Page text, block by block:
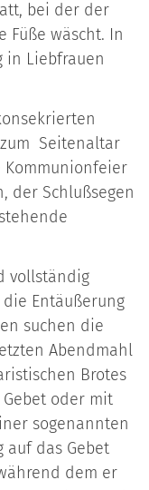
bei der der
Füße wäscht. In
in Liebfrauen
Seitenaltar
Kommunionfeier
der Schlußsegen
vollständig
Entäußerung
suchen die
Abendmahl
Brotes
oder mit
sogenannten
auf das Gebet
dem er